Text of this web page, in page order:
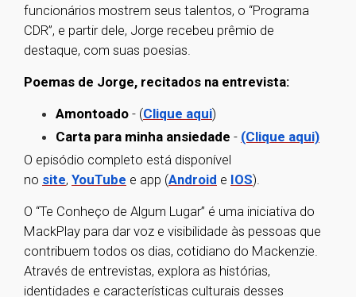
funcionários mostrem seus talentos, o “Programa
CDR”, e partir dele, Jorge recebeu prêmio de
destaque, com suas poesias.
Poemas de Jorge, recitados na entrevista:
Amontoado - (Clique aqui)
Carta para minha ansiedade - (Clique aqui)
O episódio completo está disponível
no site, YouTube e app (Android e IOS).
O “Te Conheço de Algum Lugar” é uma iniciativa do
MackPlay para dar voz e visibilidade às pessoas que
contribuem todos os dias, cotidiano do Mackenzie.
Através de entrevistas, explora as histórias,
identidades e características culturais desses